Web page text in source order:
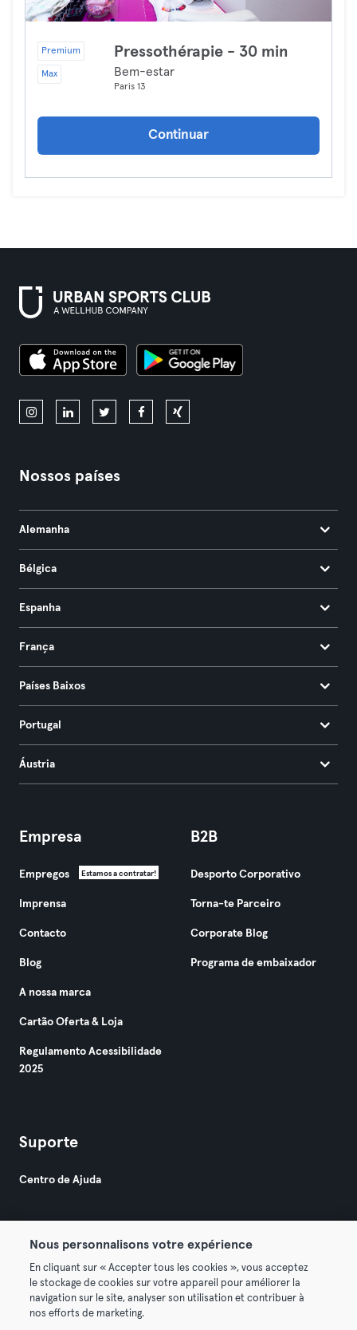
Premium
Max
Pressothérapie - 30 min
Bem-estar
Paris 13
Continuar
Nossos países
Alemanha
Bélgica
Espanha
França
Países Baixos
Portugal
Áustria
Empresa
Empregos Estamos a contratar!
Imprensa
Contacto
Blog
A nossa marca
Cartão Oferta & Loja
Regulamento Acessibilidade
2025
B2B
Desporto Corporativo
Torna-te Parceiro
Corporate Blog
Programa de embaixador
Suporte
Centro de Ajuda
© 2026 Urban Sports Group GmbH. All rights reserved.
Termos & Condições
Nous personnalisons votre expérience
En cliquant sur « Accepter tous les cookies », vous acceptez
le stockage de cookies sur votre appareil pour améliorer la
navigation sur le site, analyser son utilisation et contribuer à
nos efforts de marketing.